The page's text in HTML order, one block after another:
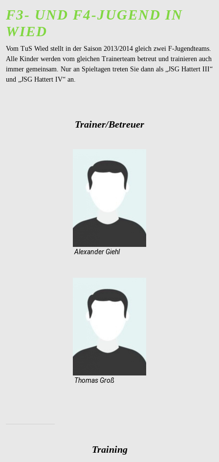
F3- UND F4-JUGEND IN
WIED
Vom TuS Wied stellt in der Saison 2013/2014 gleich zwei F-Jugendteams.
Alle Kinder werden vom gleichen Trainerteam betreut und trainieren auch
immer gemeinsam. Nur an Spieltagen treten Sie dann als „JSG Hattert III“
und „JSG Hattert IV“ an.
Trainer/Betreuer
Alexander Giehl
Thomas Groß
Training